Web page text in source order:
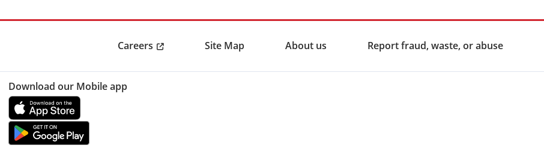
Careers Site Map About us Report fraud, waste, or abuse
Download our Mobile app